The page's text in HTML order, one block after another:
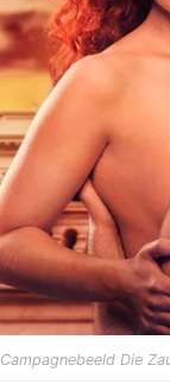
Campagnebeeld Die